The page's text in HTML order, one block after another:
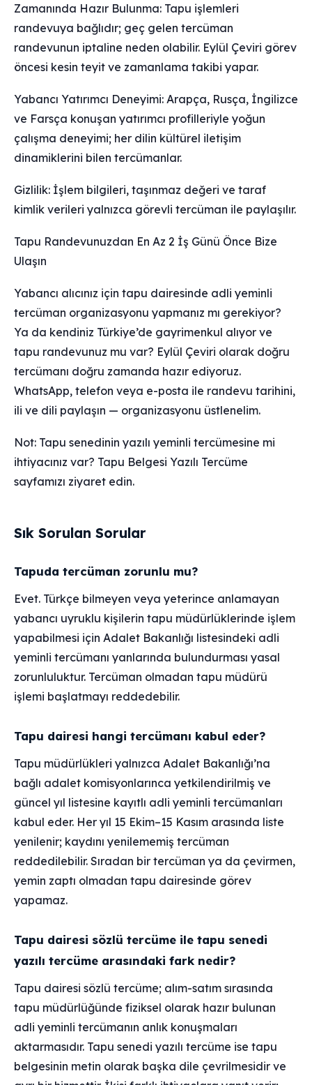
Zamanında Hazır Bulunma: Tapu işlemleri
randevuya bağlıdır; geç gelen tercüman
randevunun iptaline neden olabilir. Eylül Çeviri görev
öncesi kesin teyit ve zamanlama takibi yapar.
Yabancı Yatırımcı Deneyimi: Arapça, Rusça, İngilizce
ve Farsça konuşan yatırımcı profilleriyle yoğun
çalışma deneyimi; her dilin kültürel iletişim
dinamiklerini bilen tercümanlar.
Gizlilik: İşlem bilgileri, taşınmaz değeri ve taraf
kimlik verileri yalnızca görevli tercüman ile paylaşılır.
Tapu Randevunuzdan En Az 2 İş Günü Önce Bize
Ulaşın
Yabancı alıcınız için tapu dairesinde adli yeminli
tercüman organizasyonu yapmanız mı gerekiyor?
Ya da kendiniz Türkiye’de gayrimenkul alıyor ve
tapu randevunuz mu var? Eylül Çeviri olarak doğru
tercümanı doğru zamanda hazır ediyoruz.
WhatsApp, telefon veya e-posta ile randevu tarihini,
ili ve dili paylaşın — organizasyonu üstlenelim.
Not: Tapu senedinin yazılı yeminli tercümesine mi
ihtiyacınız var? Tapu Belgesi Yazılı Tercüme
sayfamızı ziyaret edin.
Sık Sorulan Sorular
Tapuda tercüman zorunlu mu?
Evet. Türkçe bilmeyen veya yeterince anlamayan
yabancı uyruklu kişilerin tapu müdürlüklerinde işlem
yapabilmesi için Adalet Bakanlığı listesindeki adli
yeminli tercümanı yanlarında bulundurması yasal
zorunluluktur. Tercüman olmadan tapu müdürü
işlemi başlatmayı reddedebilir.
Tapu dairesi hangi tercümanı kabul eder?
Tapu müdürlükleri yalnızca Adalet Bakanlığı’na
bağlı adalet komisyonlarınca yetkilendirilmiş ve
güncel yıl listesine kayıtlı adli yeminli tercümanları
kabul eder. Her yıl 15 Ekim–15 Kasım arasında liste
yenilenir; kaydını yenilememiş tercüman
reddedilebilir. Sıradan bir tercüman ya da çevirmen,
yemin zaptı olmadan tapu dairesinde görev
yapamaz.
Tapu dairesi sözlü tercüme ile tapu senedi
yazılı tercüme arasındaki fark nedir?
Tapu dairesi sözlü tercüme; alım-satım sırasında
tapu müdürlüğünde fiziksel olarak hazır bulunan
adli yeminli tercümanın anlık konuşmaları
aktarmasıdır. Tapu senedi yazılı tercüme ise tapu
belgesinin metin olarak başka dile çevrilmesidir ve